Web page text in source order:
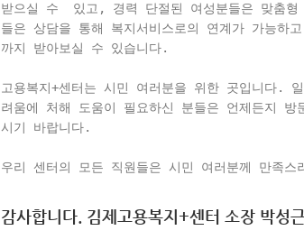
받으실 수  있고, 경력 단절된 여성분들은 맞춤
들은 상담을 통해 복지서비스로의 연계가 가능
까지 받아보실 수 있습니다.
고용복지+센터는 시민 여러분을 위한 곳입니다.
려움에 처해 도움이 필요하신 분들은 언제든지 방
시기 바랍니다.
우리 센터의 모든 직원들은 시민 여러분께 만족스
감사합니다. 김제고용복지+센터 소장 박성